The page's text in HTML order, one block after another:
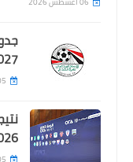
لاعبين و
05
2027
05